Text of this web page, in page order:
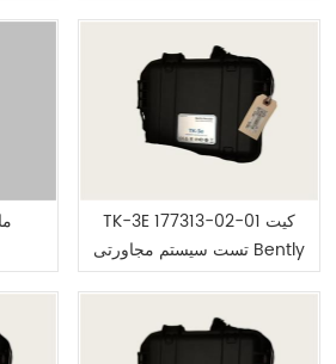
NEVADA ۳۳۰۰ XL ۱۱
TK-3E 177313-02-01 کیت
تست سیستم مجاورتی Bently
Nevada